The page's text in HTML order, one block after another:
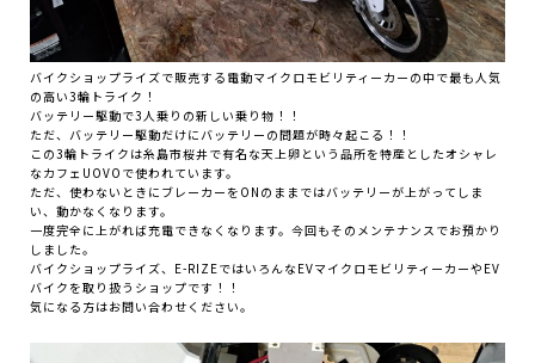
バイクショップライズで販売する電動マイクロモビリティーカーの中で最も人気
の高い3輪トライク！
バッテリー駆動で3人乗りの新しい乗り物！！
ただ、バッテリー駆動だけにバッテリーの問題が時々起こる！！
この3輪トライクは糸島市桜井で有名な天上卵という品所を特産としたオシャレ
なカフェUOVOで使われています。
ただ、使わないときにブレーカーをONのままではバッテリーが上がってしま
い、動かなくなります。
一度完全に上がれば充電できなくなります。今回もそのメンテナンスでお預かり
しました。
バイクショップライズ、E-RIZEではいろんなEVマイクロモビリティーカーやEV
バイクを取り扱うショップです！！
気になる方はお問い合わせください。